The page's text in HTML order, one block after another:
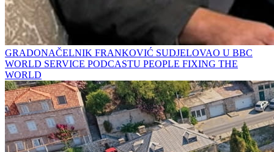
GRADONAČELNIK FRANKOVIĆ SUDJELOVAO U BBC
WORLD SERVICE PODCASTU PEOPLE FIXING THE
WORLD